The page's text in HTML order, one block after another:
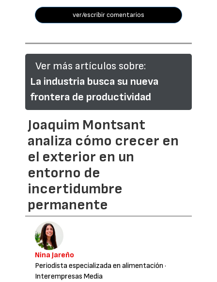
ver/escribir comentarios
Ver más artículos sobre:
La industria busca su nueva
frontera de productividad
Joaquim Montsant
analiza cómo crecer en
el exterior en un
entorno de
incertidumbre
permanente
Nina Jareño
Periodista especializada en alimentación ·
Interempresas Media